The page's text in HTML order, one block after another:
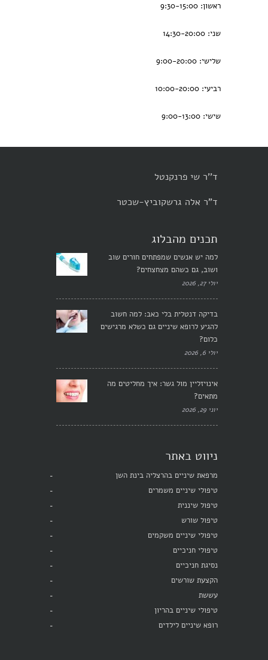
ראשון: 9:30-15:00
שני: 14:30-20:00
שלישי: 9:00-20:00
רביעי: 10:00-20:00
שישי: 9:00-13:00
ד''ר שי פרנקנטל
ד"ר אלה גרשקוביץ-שכטר
תכנים מהבלוג
למה יש אנשים שמפתחים חורים שוב
ושוב, גם כשהם מצחצחים?
יולי 27, 2026
בדיקה דנטלית בלי כאב: למה חשוב
להגיע לרופא שיניים גם כשלא מרגישים
כלום?
יולי 6, 2026
אינויזליין מול גשר: איך מחליטים מה
מתאים?
יוני 29, 2026
ניווט באתר
מרפאת שיניים בהרצליה בינת השן
טיפולי שיניים משמרים
טיפול שיננית
טיפול שורש
טיפולי שיניים משקמים
טיפולי חניכיים
נסיגת חניכיים
הקצעת שורשים
עששת
טיפולי שיניים בהריון
רופא שיניים לילדים